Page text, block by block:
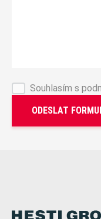
Souhlasím s
ODESLAT